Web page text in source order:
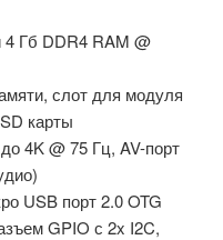
Гб DDR4 RAM @
слот для модуля
карты
4K @ 75 Гц, AV-порт
USB порт 2.0 OTG
GPIO с 2x I2C,